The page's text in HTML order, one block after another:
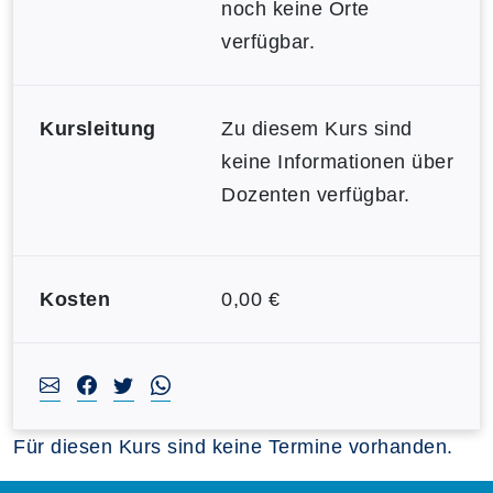
noch keine Orte
verfügbar.
Kursleitung
Zu diesem Kurs sind
keine Informationen über
Dozenten verfügbar.
Kosten 0,00 €
Für diesen Kurs sind keine Termine vorhanden.